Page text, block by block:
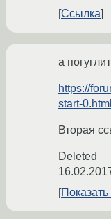
Ссылка
а
https://
start-0.html
Вторая
Deleted
Показать